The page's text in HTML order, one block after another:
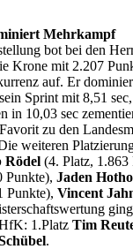
Mehrkampf
bot bei den
Krone mit 2.207
auf. Er
Sprint mit 8,51
in 10,03 sec
zu den
weiteren
Rödel (4. Platz,
Punkte),Jaden Hotho
Punkte),Vincent
1.PlatzTim
.